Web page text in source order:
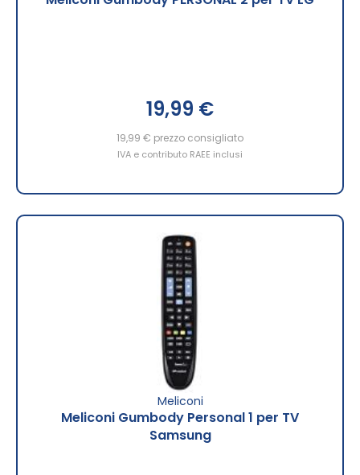
19,99 €
19,99 € prezzo consigliato
IVA e contributo RAEE inclusi
Meliconi
Meliconi Gumbody Personal 1 per TV
Samsung